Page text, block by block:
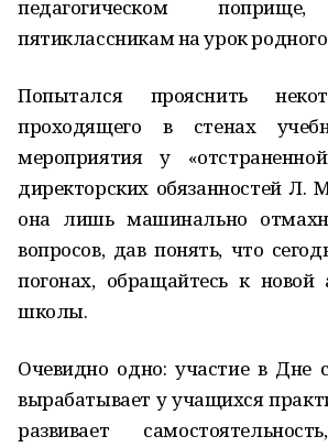
педагогическом
пятиклассникам на урок
Попытался прояснить
проходящего в стенах
мероприятия у
директорских обязанностей Л.
она лишь машинально
вопросов, дав понять, что
погонах, обращайтесь к новой
школы.
Очевидно одно: участие в Дне
вырабатывает у учащихся
развивает